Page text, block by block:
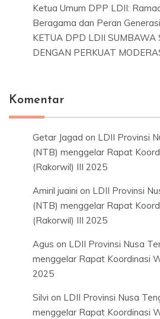
Ketua Umum DPP LDII:
Beragama dan Peran
KETUA DPD LDII
DENGAN PERKUAT
Komentar
Getar Jagad on LDII Provinsi
(NTB) menggelar Rapat
(Rakorwil) III 2025
Amiril juaini on LDII Provinsi
(NTB) menggelar Rapat
(Rakorwil) III 2025
Agus on LDII Provinsi Nusa
menggelar Rapat Koordinasi
2025
Silvi on LDII Provinsi Nusa
menggelar Rapat Koordinasi